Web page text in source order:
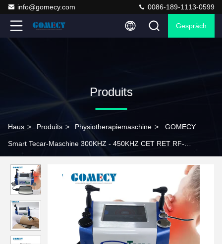
info@gomecy.com 0086-189-1113-0599
Gespräch
Produits
Haus > Produits > Physiotherapiemaschine > GOMECY
Smart Tecar-Maschine 300KHZ - 450KHZ CET RET RF-